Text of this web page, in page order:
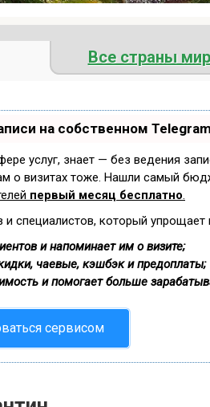
Все страны
на собственном
услуг, знает — без ведения
о визитах тоже. Нашли самый
первый месяц бесплатно.
и специалистов, который упрощает
и напоминает им о визите;
чаевые, кэшбэк и предоплаты;
и помогает больше
сервисом